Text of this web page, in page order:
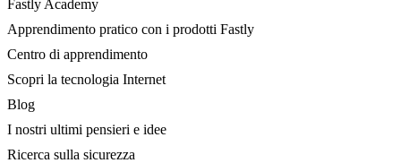
Fastly Academy
Apprendimento pratico con i prodotti Fastly
Centro di apprendimento
Scopri la tecnologia Internet
Blog
I nostri ultimi pensieri e idee
Ricerca sulla sicurezza